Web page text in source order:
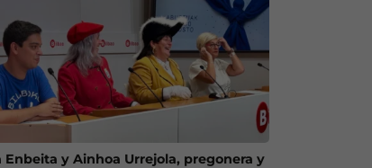
Enbeita y Ainhoa Urrejola, pregonera y